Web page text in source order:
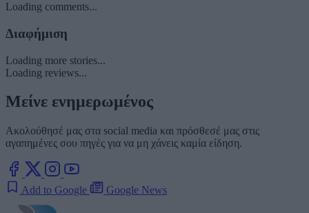
Loading comments...
Διαφήμιση
Loading more stories...
Loading reviews...
Μείνε ενημερωμένος
Ακολούθησέ μας στα social media και πρόσθεσέ μας στις
αγαπημένες σου πηγές για να μη χάνεις καμία είδηση.
Add to Google Google News